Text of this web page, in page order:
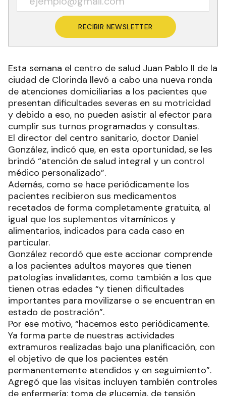
RECIBIR NEWSLETTER
Esta semana el centro de salud Juan Pablo II de la
ciudad de Clorinda llevó a cabo una nueva ronda
de atenciones domiciliarias a los pacientes que
presentan dificultades severas en su motricidad
y debido a eso, no pueden asistir al efector para
cumplir sus turnos programados y consultas.
El director del centro sanitario, doctor Daniel
González, indicó que, en esta oportunidad, se les
brindó “atención de salud integral y un control
médico personalizado”.
Además, como se hace periódicamente los
pacientes recibieron sus medicamentos
recetados de forma completamente gratuita, al
igual que los suplementos vitamínicos y
alimentarios, indicados para cada caso en
particular.
González recordó que este accionar comprende
a los pacientes adultos mayores que tienen
patologías invalidantes, como también a los que
tienen otras edades “y tienen dificultades
importantes para movilizarse o se encuentran en
estado de postración”.
Por ese motivo, “hacemos esto periódicamente.
Ya forma parte de nuestras actividades
extramuros realizadas bajo una planificación, con
el objetivo de que los pacientes estén
permanentemente atendidos y en seguimiento”.
Agregó que las visitas incluyen también controles
de enfermería: toma de glucemia, de tensión